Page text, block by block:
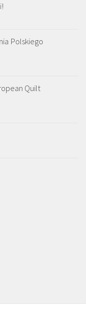
Polskiego
Quilt